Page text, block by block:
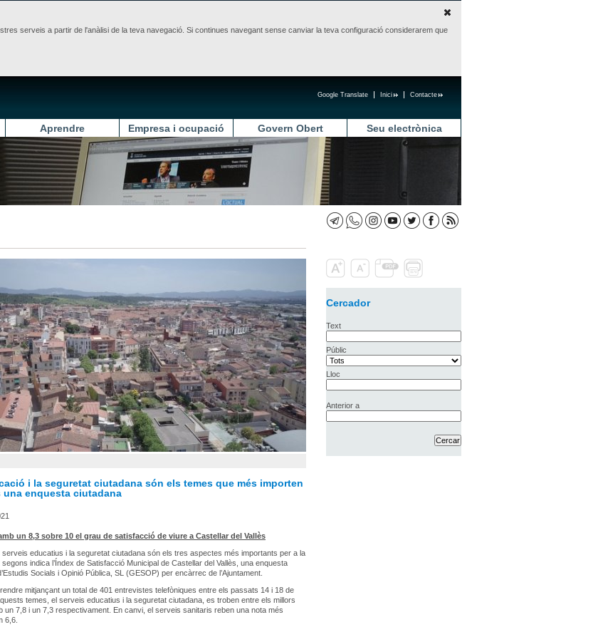
serveis a partir de l'anàlisi de la teva navegació. Si continues navegant sense canviar la teva configuració considerarem que
Contacte
Inici
Google Translate
Aprendre Empresa i ocupació Govern Obert Seu electrònica
i la seguretat ciutadana són els temes que més importen
enquesta ciutadana
un 8,3 sobre 10 el grau de satisfacció de viure a Castellar del Vallès
educatius i la seguretat ciutadana són els tres aspectes més importants per a la
indica l’Índex de Satisfacció Municipal de Castellar del Vallès, una enquesta
Socials i Opinió Pública, SL (GESOP) per encàrrec de l’Ajuntament.
mitjançant un total de 401 entrevistes telefòniques entre els passats 14 i 18 de
temes, el serveis educatius i la seguretat ciutadana, es troben entre els millors
un 7,8 i un 7,3 respectivament. En canvi, el serveis sanitaris reben una nota més
6,6.
Cercador
Text
Públic
Lloc
Anterior a